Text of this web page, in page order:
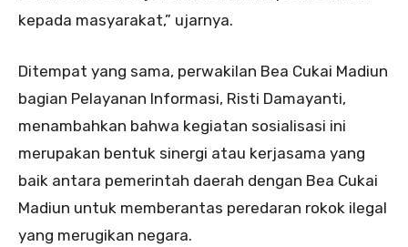
kepada masyarakat,” ujarnya.
Ditempat yang sama, perwakilan Bea Cukai Madiun
bagian Pelayanan Informasi, Risti Damayanti,
menambahkan bahwa kegiatan sosialisasi ini
merupakan bentuk sinergi atau kerjasama yang
baik antara pemerintah daerah dengan Bea Cukai
Madiun untuk memberantas peredaran rokok ilegal
yang merugikan negara.